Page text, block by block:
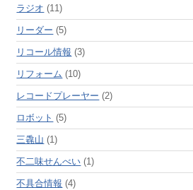
ラジオ (11)
リーダー (5)
リコール情報 (3)
リフォーム (10)
レコードプレーヤー (2)
ロボット (5)
三毳山 (1)
不二味せんべい (1)
不具合情報 (4)